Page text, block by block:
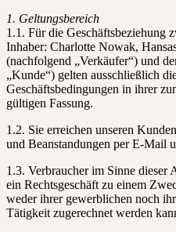
1. Geltungsbereich
1.1. Für die Geschäftsbeziehung
Inhaber: Charlotte Nowak,
(nachfolgend „Verkäufer“) und
„Kunde“) gelten ausschließlich
Geschäftsbedingungen in ihrer
gültigen Fassung.
1.2. Sie erreichen unseren
und Beanstandungen per E-Mail
1.3. Verbraucher im Sinne dieser
ein Rechtsgeschäft zu einem
weder ihrer gewerblichen noch
Tätigkeit zugerechnet werden